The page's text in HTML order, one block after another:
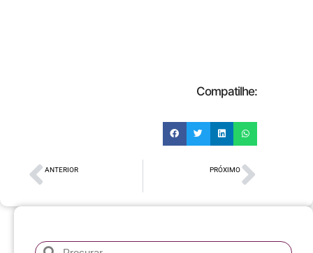
Compatilhe:
ANTERIOR PRÓXIMO